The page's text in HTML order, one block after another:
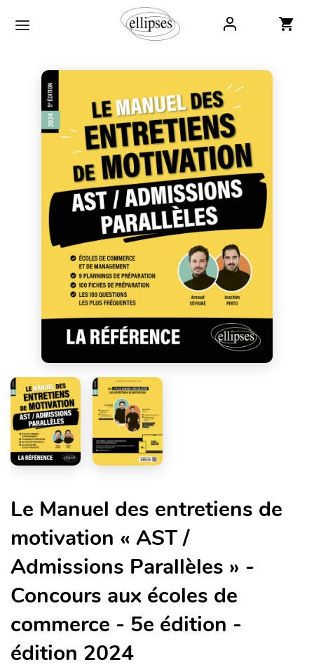
Le Manuel des entretiens de
motivation « AST /
Admissions Parallèles » -
Concours aux écoles de
commerce - 5e édition -
édition 2024